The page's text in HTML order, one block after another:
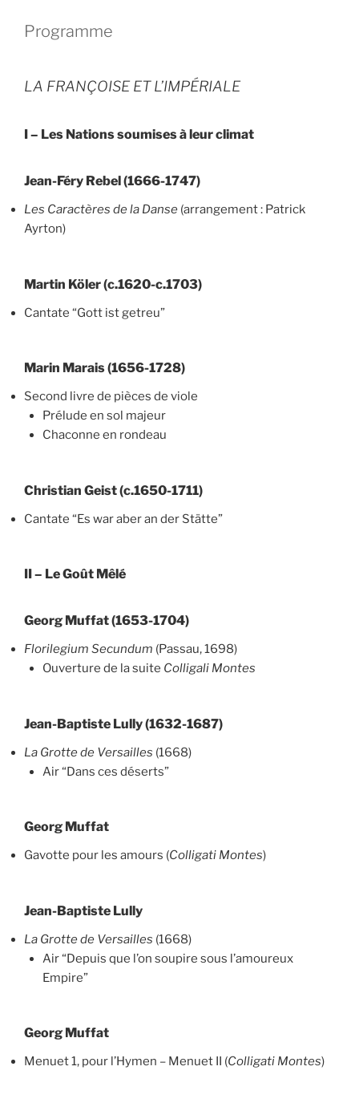
Programme
LA FRANÇOISE ET L’IMPÉRIALE
I – Les Nations soumises à leur climat
Jean-Féry Rebel (1666-1747)
Les Caractères de la Danse (arrangement : Patrick
Ayrton)
Martin Köler (c.1620-c.1703)
Cantate “Gott ist getreu”
Marin Marais (1656-1728)
Second livre de pièces de viole
Prélude en sol majeur
Chaconne en rondeau
Christian Geist (c.1650-1711)
Cantate “Es war aber an der Stätte”
II – Le Goût Mêlé
Georg Muffat (1653-1704)
Florilegium Secundum (Passau, 1698)
Ouverture de la suite Colligali Montes
Jean-Baptiste Lully (1632-1687)
La Grotte de Versailles (1668)
Air “Dans ces déserts”
Georg Muffat
Gavotte pour les amours (Colligati Montes)
Jean-Baptiste Lully
La Grotte de Versailles (1668)
Air “Depuis que l’on soupire sous l’amoureux
Empire”
Georg Muffat
Menuet 1, pour l’Hymen – Menuet II (Colligati Montes)